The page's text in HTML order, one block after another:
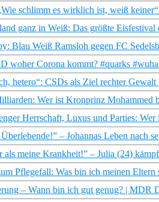
schlimm es wirklich ist, weiß
ganz in Weiß: Das größte Eisfestival
Blau Weiß Ramsloh gegen FC
woher Corona kommt? #quarks
hetero“: CSDs als Ziel rechter Gewalt
Wer ist Kronprinz Mohammed
Herrschaft, Luxus und Parties:
– Johannas Leben nach
als meine Krankheit!” – Julia (24)
Pflegefall: Was bin ich meinen
– Wann bin ich gut genug? | MDR